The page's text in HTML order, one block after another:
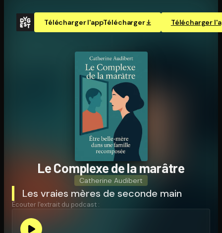
Télécharger l'appTélécharger Télécharger
Le Complexe de la marâtre
Catherine Audibert
Les vraies mères de seconde main
Écouter l'extrait du podcast :